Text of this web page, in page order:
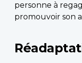
personne à
promouvoir son